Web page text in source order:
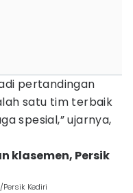
pertandingan
satu tim terbaik
spesial,” ujarnya,
klasemen, Persik
Kediri